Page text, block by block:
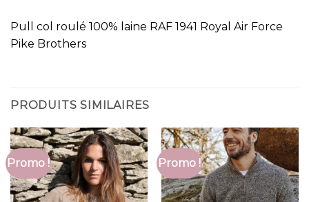
Pull col roulé 100% laine RAF 1941 Royal Air Force
Pike Brothers
PRODUITS SIMILAIRES
Promo ! Promo !